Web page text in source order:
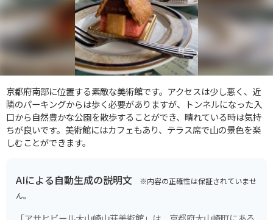
京都府南部に位置する素敵な美術館です。アクセスは少し悪く、近
隣のパーキングからは歩く必要がありますが、トンネルになった入
口から自然豊かな公園を散歩することができ、晴れている時は気持
ちが良いです。美術館にはカフェもあり、テラス席で山の景色を楽
しむことができます。
AIによる自動生成の説明文 ※内容の正確性は保証されていませ
ん。